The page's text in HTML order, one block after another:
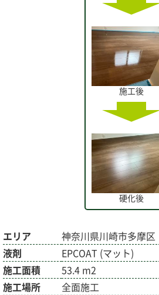
施工後
硬化後
エリア
神奈川県川崎市多摩区
液剤
EPCOAT (マット)
施工面積
53.4 m2
施工場所
全面施工